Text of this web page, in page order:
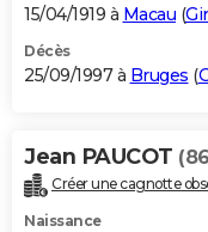
15/04/1919 à Macau (
Décès
25/09/1997 à Bruges (
Jean PAUCOT
Créer une cagnotte
Naissance